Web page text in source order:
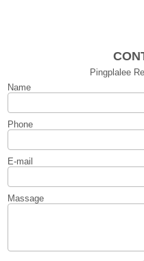
Pingplalee
Name
Phone
E-mail
Massage